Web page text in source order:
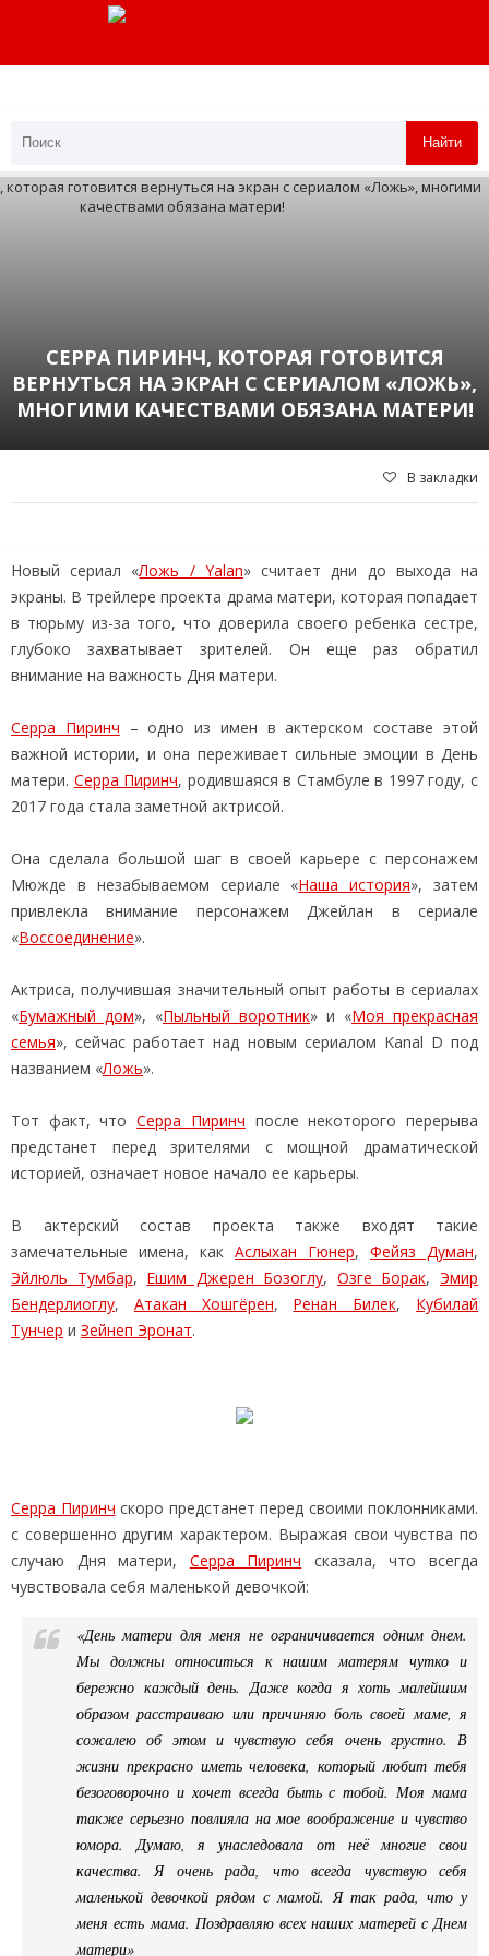
Найти
СЕРРА ПИРИНЧ, КОТОРАЯ ГОТОВИТСЯ
ВЕРНУТЬСЯ НА ЭКРАН С СЕРИАЛОМ «ЛОЖЬ»,
МНОГИМИ КАЧЕСТВАМИ ОБЯЗАНА МАТЕРИ!
В закладки
Новый сериал «Ложь / Yalan» считает дни до выхода на
экраны. В трейлере проекта драма матери, которая попадает
в тюрьму из-за того, что доверила своего ребенка сестре,
глубоко захватывает зрителей. Он еще раз обратил
внимание на важность Дня матери.
Серра Пиринч – одно из имен в актерском составе этой
важной истории, и она переживает сильные эмоции в День
матери. Серра Пиринч, родившаяся в Стамбуле в 1997 году, с
2017 года стала заметной актрисой.
Она сделала большой шаг в своей карьере с персонажем
Мюжде в незабываемом сериале «Наша история», затем
привлекла внимание персонажем Джейлан в сериале
«Воссоединение».
Актриса, получившая значительный опыт работы в сериалах
«Бумажный дом», «Пыльный воротник» и «Моя прекрасная
семья», сейчас работает над новым сериалом Kanal D под
названием «Ложь».
Тот факт, чтоСерра Пиринч после некоторого перерыва
предстанет перед зрителями с мощной драматической
историей, означает новое начало ее карьеры.
В актерский состав проекта также входят такие
замечательные имена, как Аслыхан Гюнер, Фейяз Думан,
Эйлюль Тумбар, Ешим Джерен Бозоглу, Озге Борак,Эмир
Бендерлиоглу, Атакан Хошгёрен, Ренан Билек, Кубилай
Тунчер и Зейнеп Эронат.
Серра Пиринч скоро предстанет перед своими поклонниками.
с совершенно другим характером. Выражая свои чувства по
случаю Дня матери, Серра Пиринч сказала, что всегда
чувствовала себя маленькой девочкой:
«День матери для меня не ограничивается одним днем.
Мы должны относиться к нашим матерям чутко и
бережно каждый день. Даже когда я хоть малейшим
образом расстраиваю или причиняю боль своей маме, я
сожалею об этом и чувствую себя очень грустно. В
жизни прекрасно иметь человека, который любит тебя
безоговорочно и хочет всегда быть с тобой. Моя мама
также серьезно повлияла на мое воображение и чувство
юмора. Думаю, я унаследовала от неё многие свои
качества. Я очень рада, что всегда чувствую себя
маленькой девочкой рядом с мамой. Я так рада, что у
меня есть мама. Поздравляю всех наших матерей с Днем
матери»